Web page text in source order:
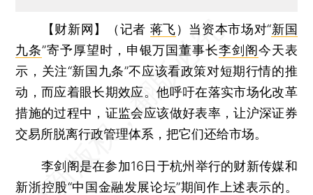
【财新网】（记者 蒋飞） 当资本市场对“新国
九条”寄予厚望时，申银万国董事长李剑阁今天表
示，关注“新国九条”不应该看政策对短期行情的推
动，而应着眼长期效应。他呼吁在落实市场化改革
措施的过程中，证监会应该做好表率，让沪深证券
交易所脱离行政管理体系，把它们还给市场。
李剑阁是在参加16日于杭州举行的财新传媒和
新浙控股“中国金融发展论坛”期间作上述表示的。